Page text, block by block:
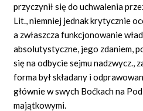
przyczynił się do uchwalenia
Lit., niemniej jednak krytycznie
a zwłaszcza funkcjonowanie
absolutystyczne, jego zdaniem,
się na odbycie sejmu nadzwycz.,
forma był składany i
głównie w swych Boćkach na
majątkowymi.